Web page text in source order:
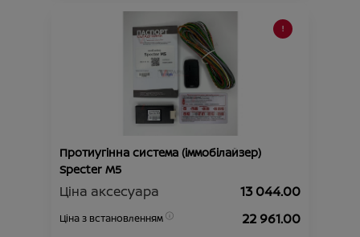
Протиугінна система (іммобілайзер)
Specter М5
Ціна аксесуара 13 044.00
Ціна з встановленням 22 961.00